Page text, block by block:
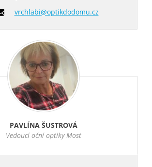
vrchlabi@optikdodomu.cz
PAVLÍNA ŠUSTROVÁ
Vedoucí oční optiky Most